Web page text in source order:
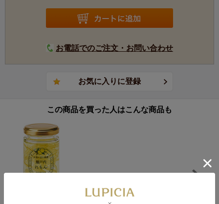
お電話でのご注文・お問い合わせ
この商品を買った人はこんな商品も